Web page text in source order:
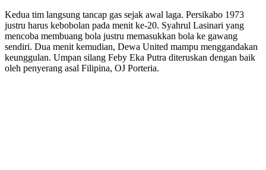
Kedua tim langsung tancap gas sejak awal laga. Persikabo 1973
justru harus kebobolan pada menit ke-20. Syahrul Lasinari yang
mencoba membuang bola justru memasukkan bola ke gawang
sendiri. Dua menit kemudian, Dewa United mampu menggandakan
keunggulan. Umpan silang Feby Eka Putra diteruskan dengan baik
oleh penyerang asal Filipina, OJ Porteria.